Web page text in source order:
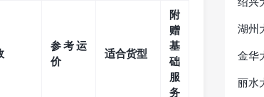
参考运
价
适合货型
附
赠
基
础
服
务
湖州
金华
丽水